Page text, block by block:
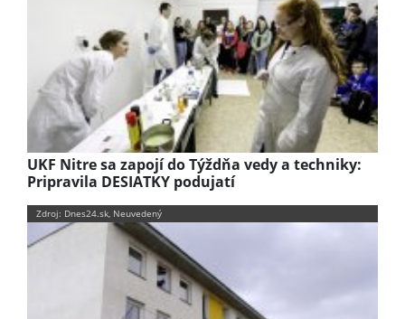
UKF Nitre sa zapojí do Týždňa vedy a techniky:
Pripravila DESIATKY podujatí
Zdroj: Dnes24.sk, Neuvedený